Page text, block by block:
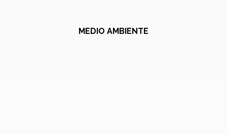
MEDIO AMBIENTE